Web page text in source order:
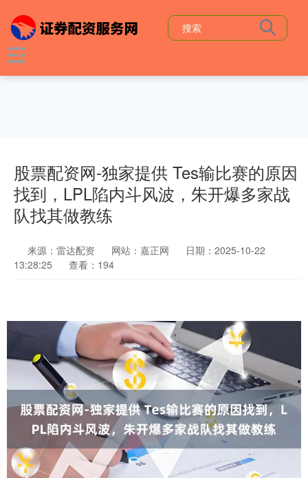
股票配资网-独家提供 Tes输比赛的原因
找到，LPL陷内斗风波，朱开爆多家战
队找其做教练
来源：雷达配资 网站：嘉正网
日期：2025-10-22
13:28:25
查看：194